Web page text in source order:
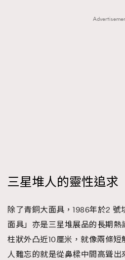
三星堆人的靈性追求
除了青銅大面具，1986年於2 號
面具」亦是三星堆展品的長期熱
柱狀外凸近10厘米，就像兩條
人難忘的就是從鼻樑中間高聳